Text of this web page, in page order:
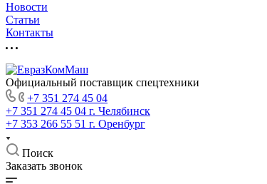
Новости
Статьи
Контакты
Официальный поставщик спецтехники
+7 351 274 45 04
+7 351 274 45 04 г. Челябинск
+7 353 266 55 51 г. Оренбург
Поиск
Заказать звонок